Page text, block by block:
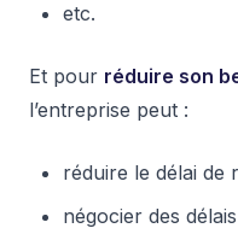
etc.
Et pour réduire son
l’entreprise peut :
réduire le délai de
négocier des